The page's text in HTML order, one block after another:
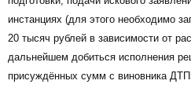
инстанциях (для этого необходимо
20 тысяч рублей в зависимости от
дальнейшем добиться исполнения
присуждённых сумм с виновника